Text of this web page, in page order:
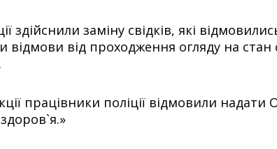
заміну свідків, які
відмови від проходження огляду на
працівники поліції відмовили